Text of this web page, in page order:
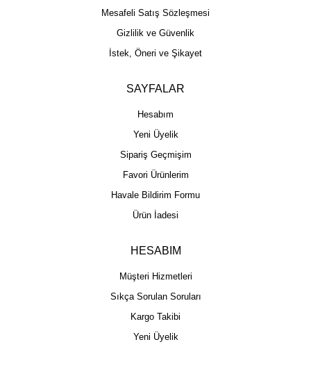
Mesafeli Satış Sözleşmesi
Gizlilik ve Güvenlik
İstek, Öneri ve Şikayet
SAYFALAR
Hesabım
Yeni Üyelik
Sipariş Geçmişim
Favori Ürünlerim
Havale Bildirim Formu
Ürün İadesi
HESABIM
Müşteri Hizmetleri
Sıkça Sorulan Soruları
Kargo Takibi
Yeni Üyelik